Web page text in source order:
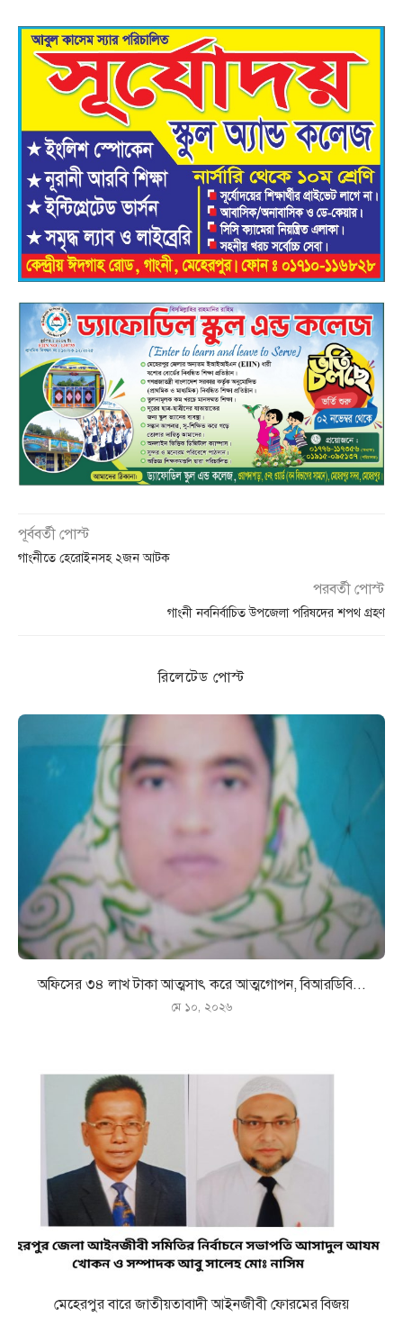
পূর্ববর্তী পোস্ট
গাংনীতে হেরোইনসহ ২জন আটক
পরবর্তী পোস্ট
গাংনী নবনির্বাচিত উপজেলা পরিষদের শপথ গ্রহণ
রিলেটেড পোস্ট
অফিসের ৩৪ লাখ টাকা আত্মসাৎ করে আত্মগোপন, বিআরডিবি...
মে ১০, ২০২৬
মেহেরপুর বারে জাতীয়তাবাদী আইনজীবী ফোরমের বিজয়